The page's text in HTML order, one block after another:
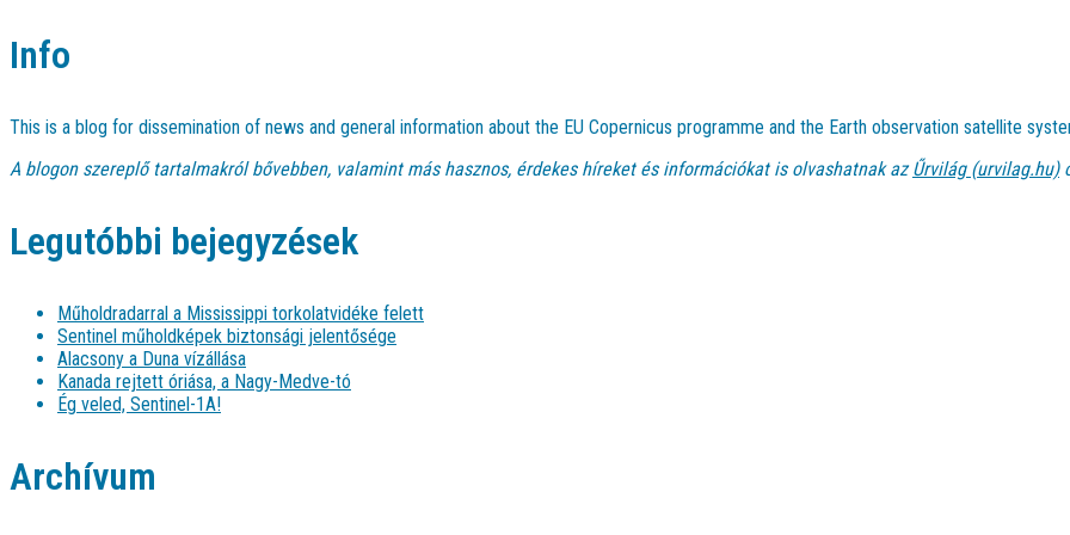
Info
This is a blog for dissemination of news and general information about the EU Copernicus programme and the Earth observation satellite
A blogon szereplő tartalmakról bővebben, valamint más hasznos, érdekes híreket és információkat is olvashatnak azŰrvilág (urvilag.hu)
Legutóbbi bejegyzések
Műholdradarral a Mississippi torkolatvidéke felett
Sentinel műholdképek biztonsági jelentősége
Alacsony a Duna vízállása
Kanada rejtett óriása, a Nagy-Medve-tó
Ég veled, Sentinel-1A!
Archívum